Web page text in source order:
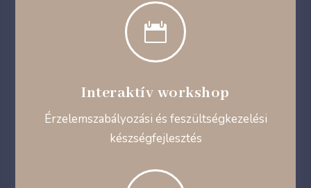

Interaktív workshop
Érzelemszabályozási és feszültségkezelési
készségfejlesztés